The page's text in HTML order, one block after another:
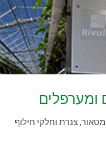
ומערפלים
צנרת וחלקי חילוף